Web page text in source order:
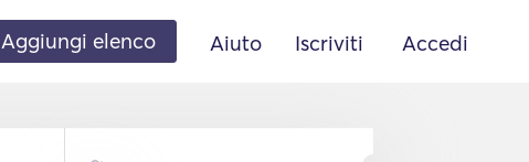
Aggiungi elenco Aiuto Iscriviti Accedi